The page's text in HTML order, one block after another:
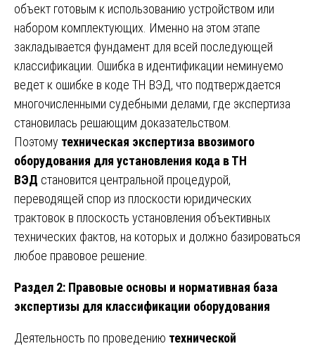
объект готовым к использованию устройством или
набором комплектующих. Именно на этом этапе
закладывается фундамент для всей последующей
классификации. Ошибка в идентификации неминуемо
ведет к ошибке в коде ТН ВЭД, что подтверждается
многочисленными судебными делами, где экспертиза
становилась решающим доказательством.
Поэтому техническая экспертиза ввозимого
оборудования для установления кода в ТН
ВЭД становится центральной процедурой,
переводящей спор из плоскости юридических
трактовок в плоскость установления объективных
технических фактов, на которых и должно базироваться
любое правовое решение.
Раздел 2: Правовые основы и нормативная база
экспертизы для классификации оборудования
Деятельность по проведению технической